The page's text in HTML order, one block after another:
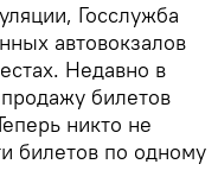
Госслужба
автовокзалов
Недавно в
билетов
никто не
билетов по одному